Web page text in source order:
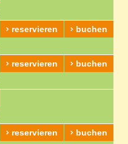
buchen
reservieren
buchen
reservieren
buchen
reservieren